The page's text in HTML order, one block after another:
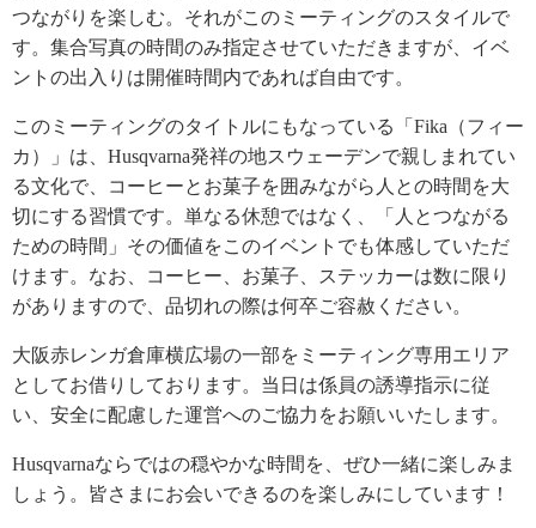
つながりを楽しむ。それがこのミーティングのスタイルで
す。集合写真の時間のみ指定させていただきますが、イベ
ントの出入りは開催時間内であれば自由です。
このミーティングのタイトルにもなっている「Fika（フィー
カ）」は、Husqvarna発祥の地スウェーデンで親しまれてい
る文化で、コーヒーとお菓子を囲みながら人との時間を大
切にする習慣です。単なる休憩ではなく、「人とつながる
ための時間」その価値をこのイベントでも体感していただ
けます。なお、コーヒー、お菓子、ステッカーは数に限り
がありますので、品切れの際は何卒ご容赦ください。
大阪赤レンガ倉庫横広場の一部をミーティング専用エリア
としてお借りしております。当日は係員の誘導指示に従
い、安全に配慮した運営へのご協力をお願いいたします。
Husqvarnaならではの穏やかな時間を、ぜひ一緒に楽しみま
しょう。皆さまにお会いできるのを楽しみにしています！